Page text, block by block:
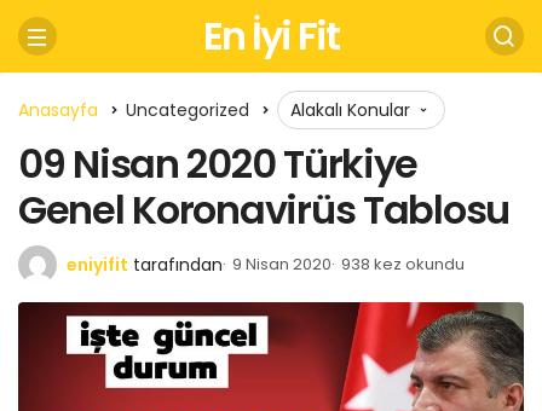
En İyi Fit
Anasayfa Uncategorized Alakalı Konular
09 Nisan 2020 Türkiye
Genel Koronavirüs Tablosu
eniyifit tarafından 9 Nisan 2020 938 kez okundu